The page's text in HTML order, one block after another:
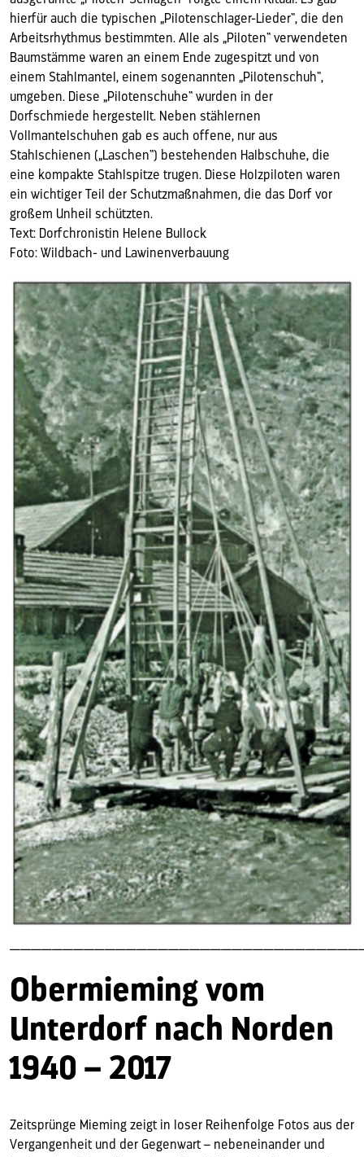
hierfür auch die typischen „Pilotenschlager-Lieder“, die den
Arbeitsrhythmus bestimmten. Alle als „Piloten“ verwendeten
Baumstämme waren an einem Ende zugespitzt und von
einem Stahlmantel, einem sogenannten „Pilotenschuh“,
umgeben. Diese „Pilotenschuhe“ wurden in der
Dorfschmiede hergestellt. Neben stählernen
Vollmantelschuhen gab es auch offene, nur aus
Stahlschienen („Laschen“) bestehenden Halbschuhe, die
eine kompakte Stahlspitze trugen. Diese Holzpiloten waren
ein wichtiger Teil der Schutzmaßnahmen, die das Dorf vor
großem Unheil schützten.
Text: Dorfchronistin Helene Bullock
Foto: Wildbach- und Lawinenverbauung
Obermieming vom
Unterdorf nach Norden
1940 – 2017
Zeitsprünge Mieming zeigt in loser Reihenfolge Fotos aus der
Vergangenheit und der Gegenwart – nebeneinander und